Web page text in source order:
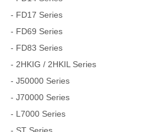
- FD17 Series
- FD69 Series
- FD83 Series
- 2HKIG / 2HKIL Series
- J50000 Series
- J70000 Series
- L7000 Series
- ST Series